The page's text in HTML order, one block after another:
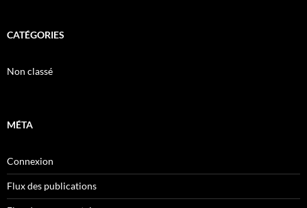
CATÉGORIES
Non classé
MÉTA
Connexion
Flux des publications